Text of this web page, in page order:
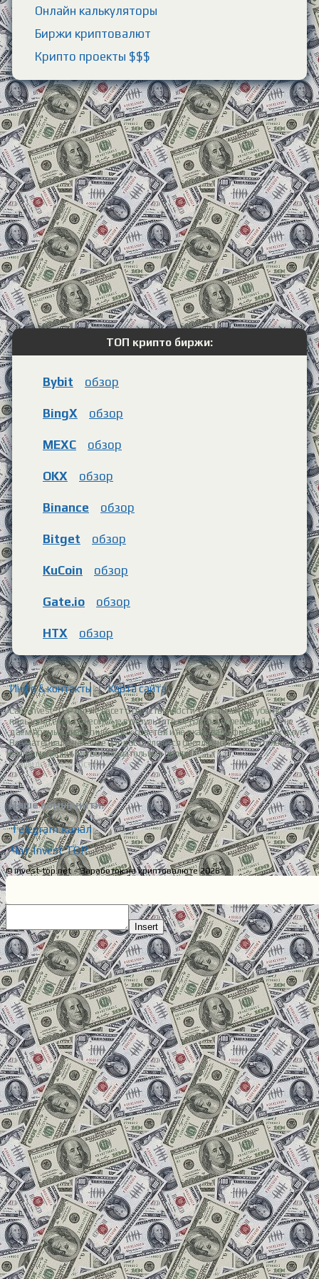
Онлайн калькуляторы
Биржи криптовалют
Крипто проекты $$$
ТОП крипто биржи:
Bybit обзор
BingX обзор
MEXC обзор
OKX обзор
Binance обзор
Bitget обзор
KuCoin обзор
Gate.io обзор
HTX обзор
Инфо & контакты | Карта сайта
Сайт Invest-TOP.net не несет ответственности за возможные убытки
пользователей, понесенные в результате их торговых решений. Мы не
даем прямых инвестиционных советов и не оказываем финансовых услуг.
Все материалы на сайте предоставляются бесплатно, исключительно в
информационных и образовательных целях.Политика
конфиденциальности.
Наше комьюнити:
Telegram канал
Чат Invest TOP
© invest-top.net – Заработок на криптовалюте 2026
Insert